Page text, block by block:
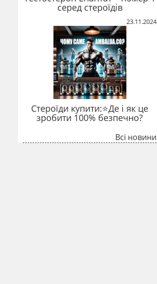
серед стероїдів
23.11.2024
Стероїди купити:⭐Де і як це
зробити 100% безпечно?
Всі новини